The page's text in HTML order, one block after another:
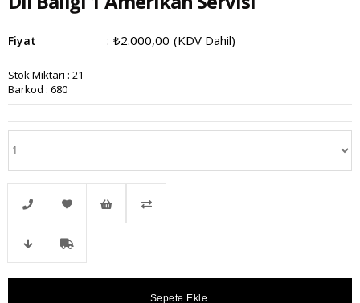
Fiyat : ₺2.000,00 (KDV Dahil)
Stok Miktarı : 21
Barkod : 680
Telefonla Favorilere